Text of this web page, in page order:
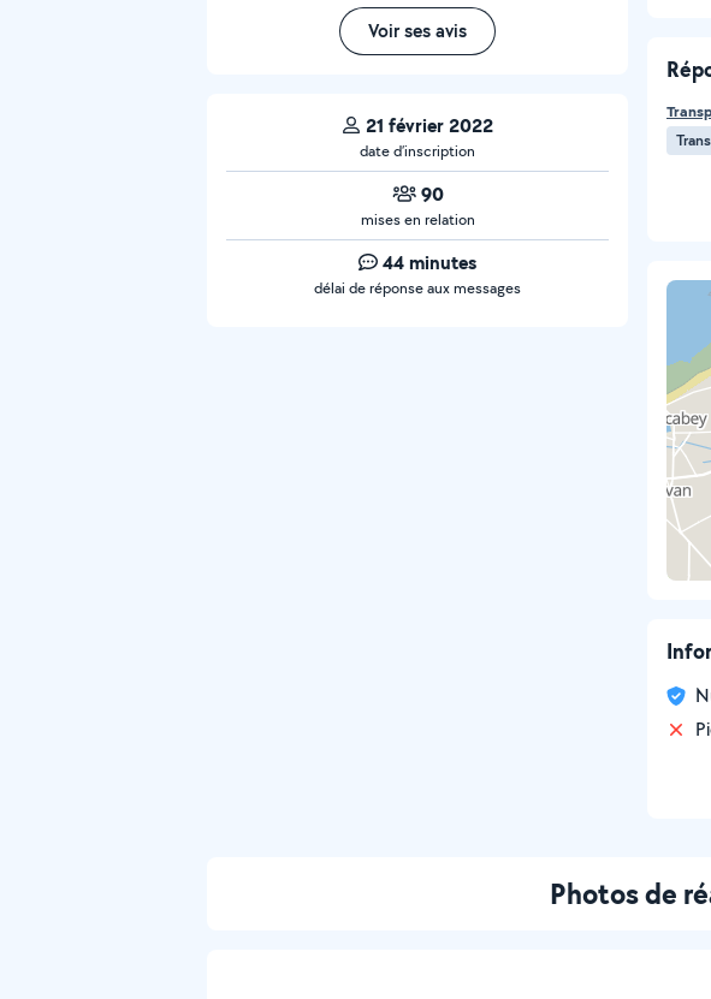
Voir ses avis
21 février 2022
date d’inscription
90
mises en relation
44 minutes
délai de réponse aux messages
Photos de